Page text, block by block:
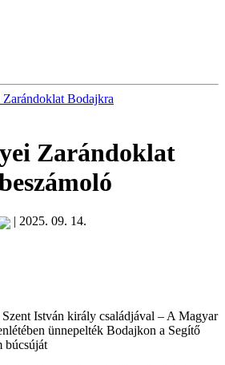
Bodajkra
Zarándoklat
| 2025. 09. 14.
István király családjával – A Magyar
ünnepelték Bodajkon a Segítő
búcsúját